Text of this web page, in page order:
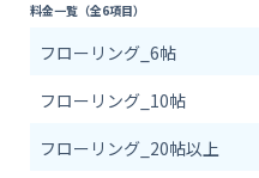
料金一覧（全6項目）
フローリング_6帖
フローリング_10帖
フローリング_20帖以上